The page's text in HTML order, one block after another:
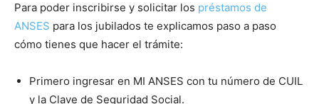
Para poder inscribirse y solicitar los préstamos de
ANSES para los jubilados te explicamos paso a paso
cómo tienes que hacer el trámite:
Primero ingresar en MI ANSES con tu número de CUIL
y la Clave de Seguridad Social.